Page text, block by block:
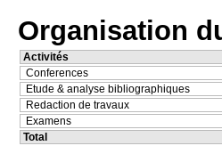
Organisation
Activités
Conferences
Etude & analyse bibliographiques
Redaction de travaux
Examens
Total